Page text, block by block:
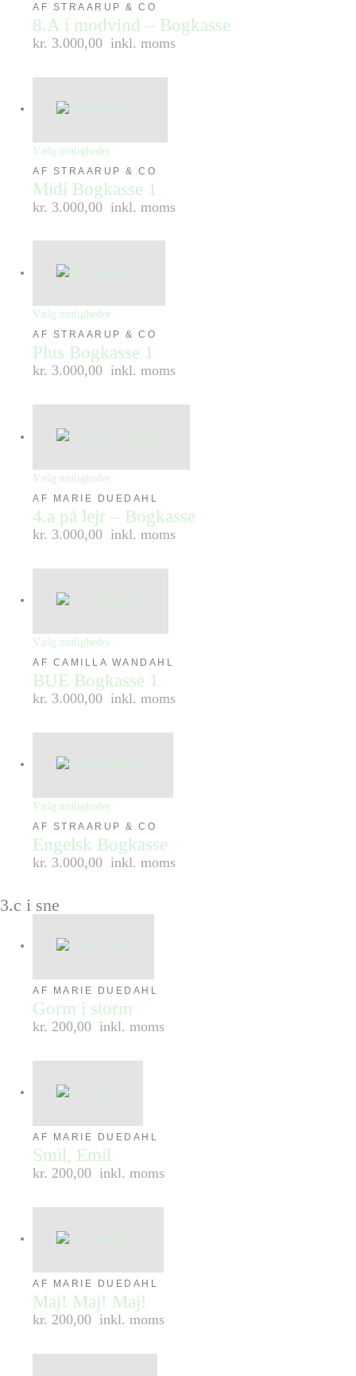
AF STRAARUP & CO
8.A i modvind – Bogkasse
kr. 3.000,00 inkl. moms
Vælg muligheder
AF STRAARUP & CO
Midi Bogkasse 1
kr. 3.000,00 inkl. moms
Vælg muligheder
AF STRAARUP & CO
Plus Bogkasse 1
kr. 3.000,00 inkl. moms
Vælg muligheder
AF MARIE DUEDAHL
4.a på lejr – Bogkasse
kr. 3.000,00 inkl. moms
Vælg muligheder
AF CAMILLA WANDAHL
BUE Bogkasse 1
kr. 3.000,00 inkl. moms
Vælg muligheder
AF STRAARUP & CO
Engelsk Bogkasse
kr. 3.000,00 inkl. moms
3.c i sne
AF MARIE DUEDAHL
Gorm i storm
kr. 200,00 inkl. moms
AF MARIE DUEDAHL
Smil, Emil
kr. 200,00 inkl. moms
AF MARIE DUEDAHL
Maj! Maj! Maj!
kr. 200,00 inkl. moms